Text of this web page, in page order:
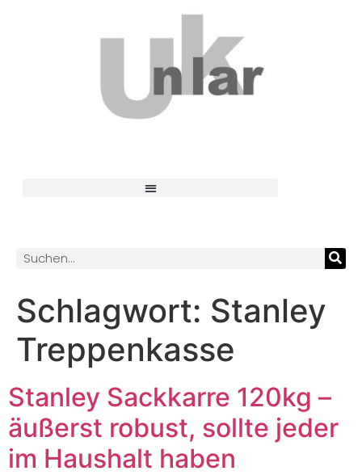
Schlagwort: Stanley
Treppenkasse
Stanley Sackkarre 120kg –
äußerst robust, sollte jeder
im Haushalt haben